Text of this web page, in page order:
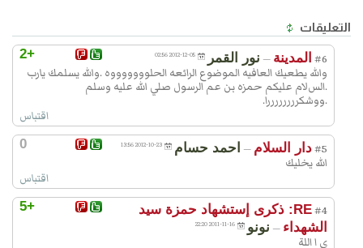
التعليقات
+2 #6 المدينة — نور القمر 2012-12-05 02:56
والله يطعيك العافيه الموضوع الرائعه الحلوووووووه .والله يسلمك يارب
.السﻻم عليكم حمزه بن عم الرسول صلي الله عليه وسلم
.ووشكررررررررا.
اقتباس
0 #5دار السلام — احمد حسام 2012-10-23 13:56
الله يخليك
اقتباس
+5 #4
RE: ذكرى إستشهاد حمزة سيد
الشهداء — نونو 2011-11-16 22:20
ي ا اللة